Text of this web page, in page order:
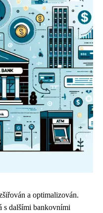
a optimalizován.
s dalšími bankovními